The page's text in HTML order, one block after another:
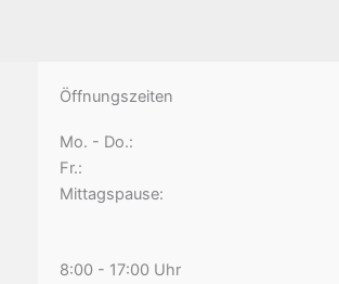
Öffnungszeiten
Mo. - Do.:
Fr.:
Mittagspause:
8:00 - 17:00 Uhr